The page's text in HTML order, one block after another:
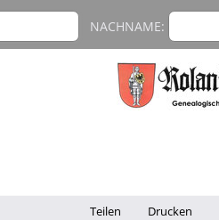
NACHNAME:
Teilen Drucken